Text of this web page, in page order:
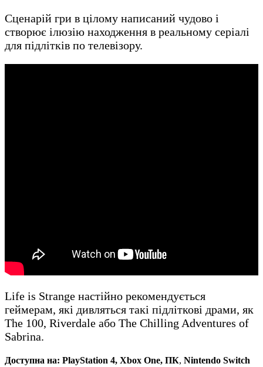
Сценарій гри в цілому написаний чудово і
створює ілюзію находження в реальному серіалі
для підлітків по телевізору.
Life is Strange настійно рекомендується
геймерам, які дивляться такі підліткові драми, як
The 100, Riverdale або The Chilling Adventures of
Sabrina.
Доступна на: PlayStation 4, Xbox One, ПК, Nintendo Switch